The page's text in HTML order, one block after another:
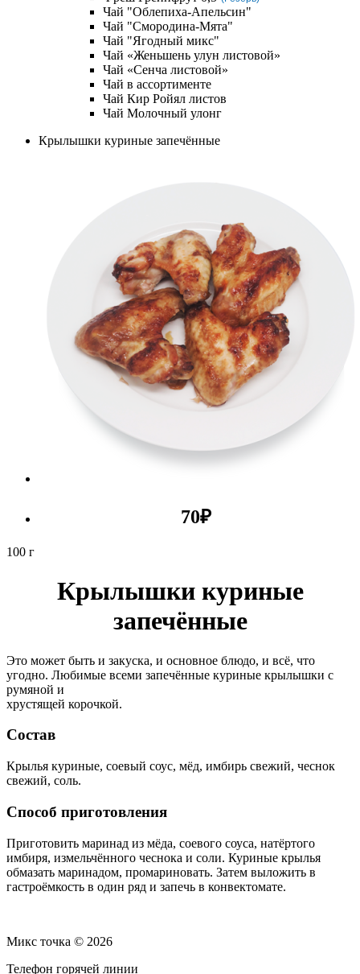
Чай "Облепиха-Апельсин"
Чай "Смородина-Мята"
Чай "Ягодный микс"
Чай «Женьшень улун листовой»
Чай «Сенча листовой»
Чай в ассортименте
Чай Кир Ройял листов
Чай Молочный улонг
Крылышки куриные запечённые
70₽
100 г
Крылышки куриные
запечённые
Это может быть и закуска, и основное блюдо, и всё, что
угодно. Любимые всеми запечённые куриные крылышки с
румяной и
хрустящей корочкой.
Состав
Крылья куриные, соевый соус, мёд, имбирь свежий, чеснок
свежий, соль.
Способ приготовления
Приготовить маринад из мёда, соевого соуса, натёртого
имбиря, измельчённого чеснока и соли. Куриные крылья
обмазать маринадом, промариновать. Затем выложить в
гастроёмкость в один ряд и запечь в конвектомате.
Микс точка © 2026
Телефон горячей линии